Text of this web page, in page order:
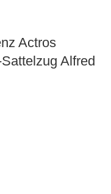
Actros
Alfred